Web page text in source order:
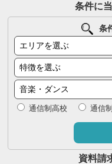
四国
条件に
条
通信制高校 通信
資料請